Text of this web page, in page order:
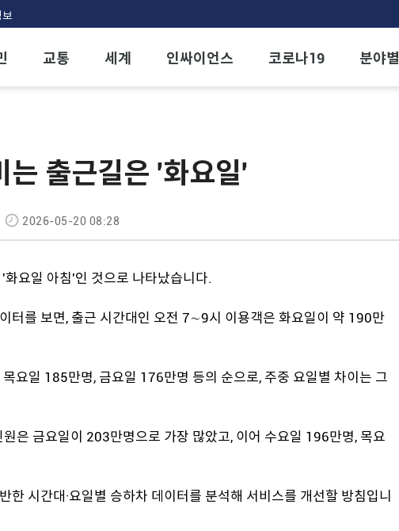
보
교통 세계 인싸이언스 코로나19 분야별
는 출근길은 '화요일'
2026-05-20 08:28
요일 아침'인 것으로 나타났습니다.
터를 보면, 출근 시간대인 오전 7∼9시 이용객은 화요일이 약 190만
요일 185만명, 금요일 176만명 등의 순으로, 주중 요일별 차이는 그
은 금요일이 203만명으로 가장 많았고, 이어 수요일 196만명, 목요
한 시간대·요일별 승하차 데이터를 분석해 서비스를 개선할 방침입니